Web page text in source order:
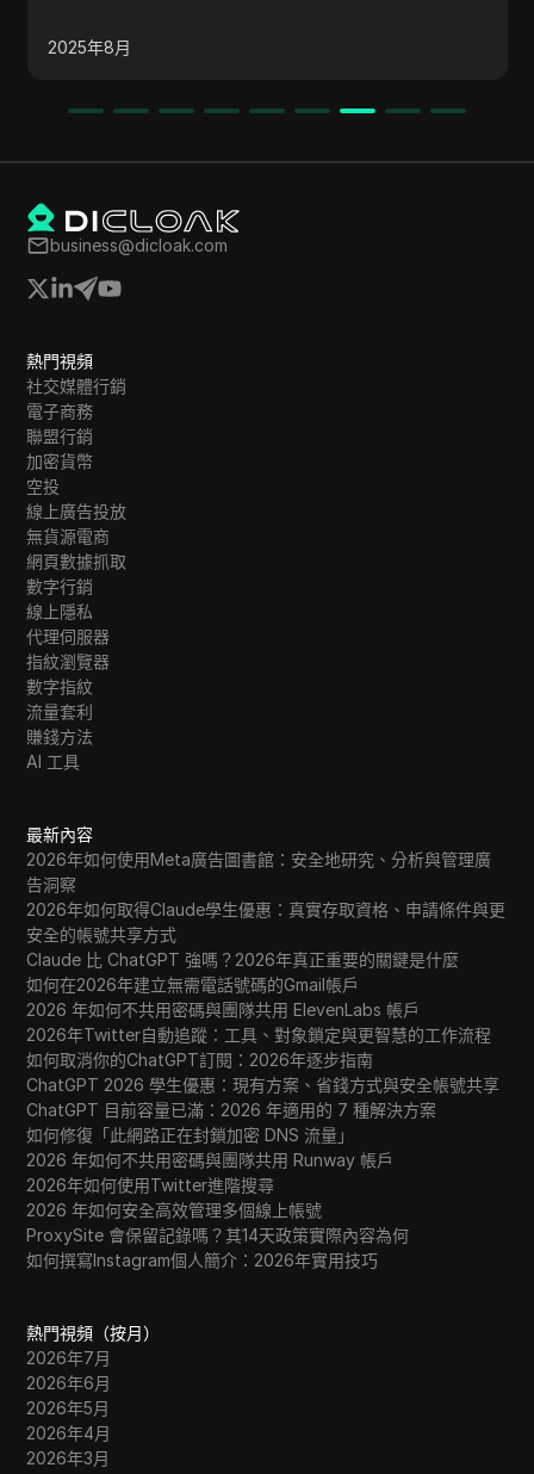
business@dicloak.com
熱門視頻
社交媒體行銷
電子商務
聯盟行銷
加密貨幣
空投
線上廣告投放
無貨源電商
網頁數據抓取
數字行銷
線上隱私
代理伺服器
指紋瀏覽器
數字指紋
流量套利
賺錢方法
AI 工具
最新內容
2026年如何使用Meta廣告圖書館：安全地研究、分析與管理廣
告洞察
2026年如何取得Claude學生優惠：真實存取資格、申請條件與更
安全的帳號共享方式
Claude 比 ChatGPT 強嗎？2026年真正重要的關鍵是什麼
如何在2026年建立無需電話號碼的Gmail帳戶
2026 年如何不共用密碼與團隊共用 ElevenLabs 帳戶
2026年Twitter自動追蹤：工具、對象鎖定與更智慧的工作流程
如何取消你的ChatGPT訂閱：2026年逐步指南
ChatGPT 2026 學生優惠：現有方案、省錢方式與安全帳號共享
ChatGPT 目前容量已滿：2026 年適用的 7 種解決方案
如何修復「此網路正在封鎖加密 DNS 流量」
2026 年如何不共用密碼與團隊共用 Runway 帳戶
2026年如何使用Twitter進階搜尋
2026 年如何安全高效管理多個線上帳號
ProxySite 會保留記錄嗎？其14天政策實際內容為何
如何撰寫Instagram個人簡介：2026年實用技巧
熱門視頻（按月）
2026年7月
2026年6月
2026年5月
2026年4月
2026年3月